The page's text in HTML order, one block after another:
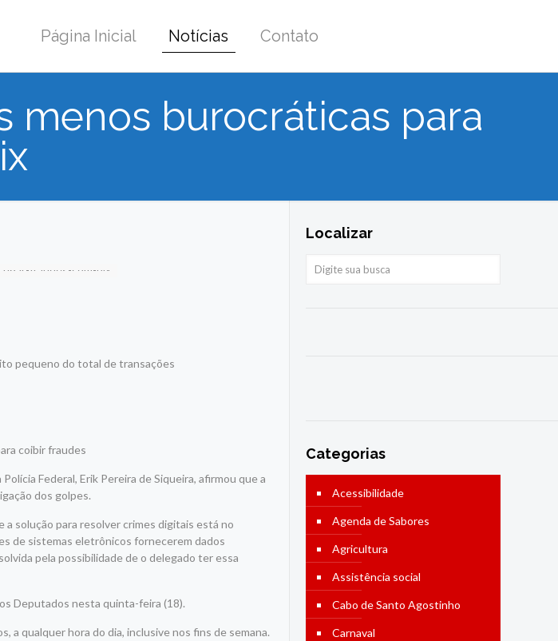
Página Inicial Notícias Contato
menos burocráticas para
pequeno do total de transações
coibir fraudes
Federal, Erik Pereira de Siqueira, afirmou que a
dos golpes.
solução para resolver crimes digitais está no
de sistemas eletrônicos fornecerem dados
pela possibilidade de o delegado ter essa
Deputados nesta quinta-feira (18).
a qualquer hora do dia, inclusive nos fins de semana.
Localizar
Categorias
Acessibilidade
Agenda de Sabores
Agricultura
Assistência social
Cabo de Santo Agostinho
Carnaval